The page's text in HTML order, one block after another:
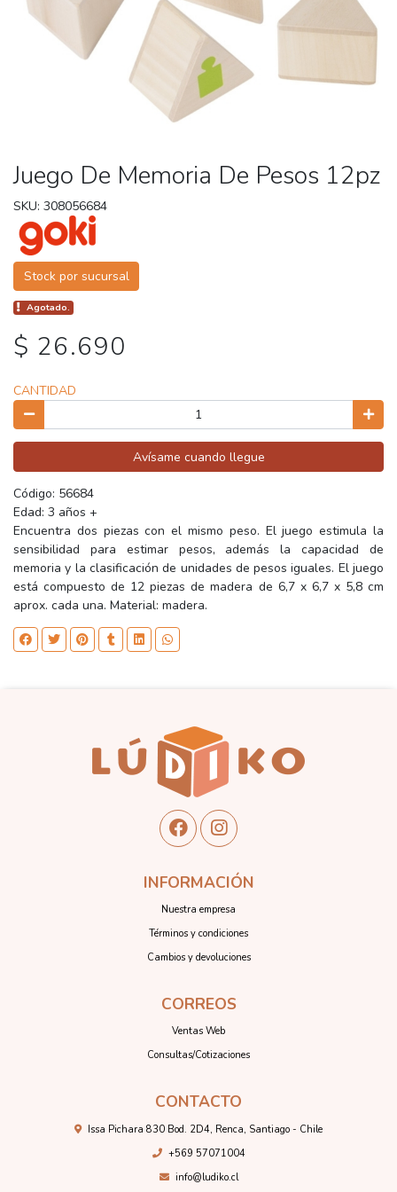
Juego De Memoria De Pesos 12pz
SKU: 308056684
Stock por sucursal
Agotado.
$ 26.690
CANTIDAD
Avísame cuando llegue
Código: 56684
Edad: 3 años +
Encuentra dos piezas con el mismo peso. El juego estimula la
sensibilidad para estimar pesos, además la capacidad de
memoria y la clasificación de unidades de pesos iguales. El juego
está compuesto de 12 piezas de madera de 6,7 x 6,7 x 5,8 cm
aprox. cada una. Material: madera.
INFORMACIÓN
Nuestra empresa
Términos y condiciones
Cambios y devoluciones
CORREOS
Ventas Web
Consultas/Cotizaciones
CONTACTO
Issa Pichara 830 Bod. 2D4, Renca, Santiago - Chile
+569 57071004
info@ludiko.cl